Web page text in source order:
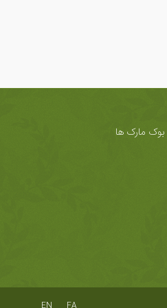
بوک مارک ها